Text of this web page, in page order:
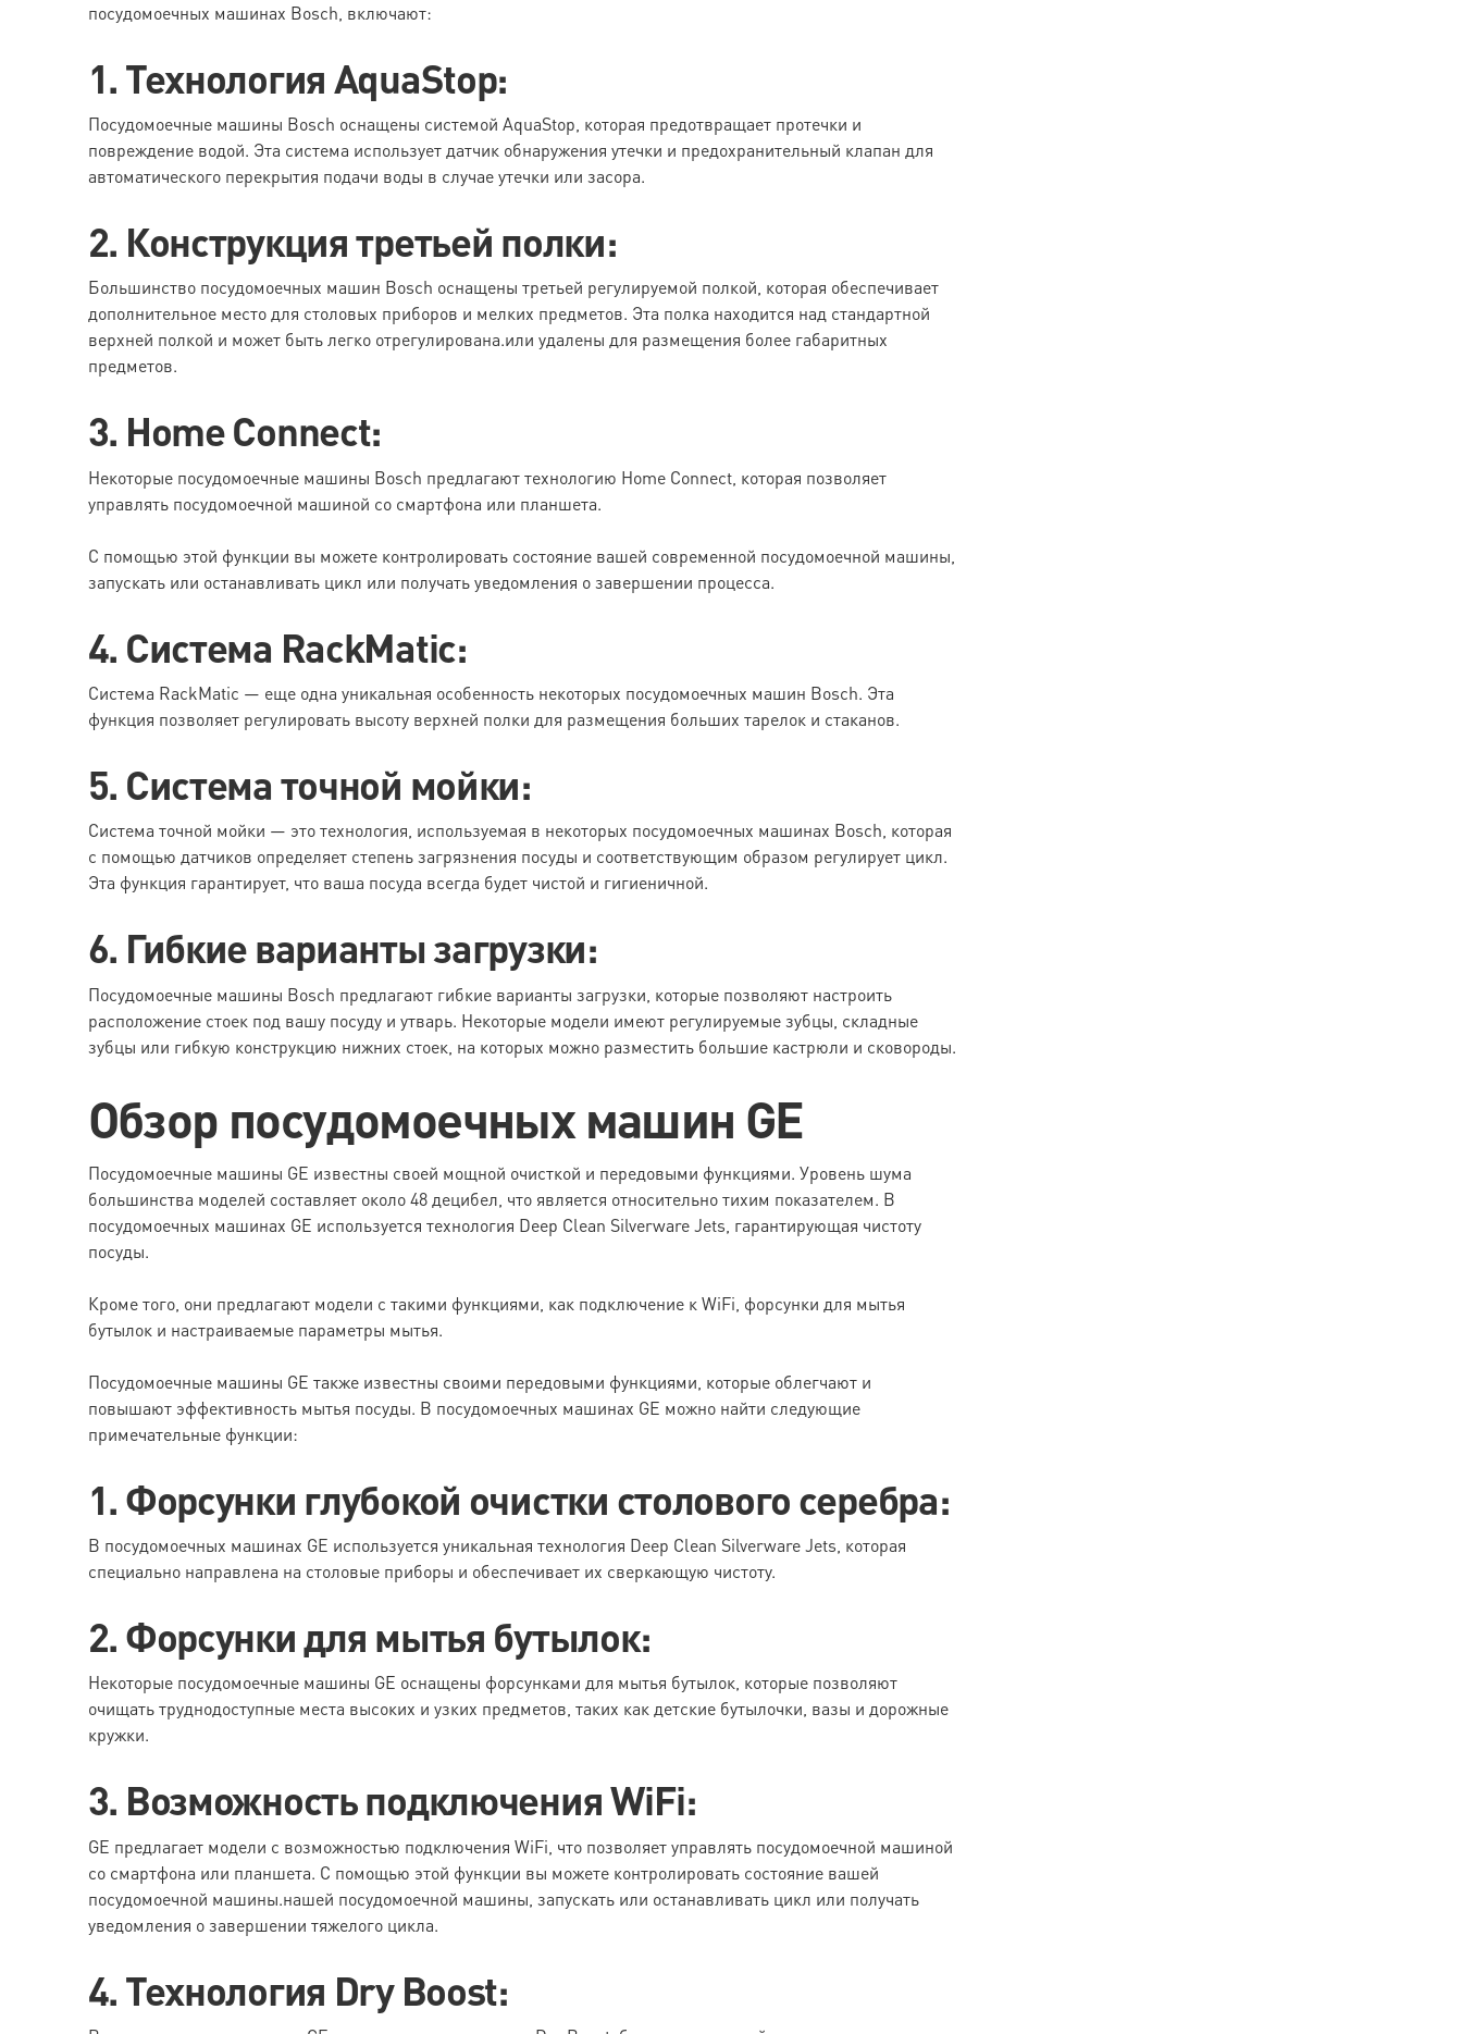
посудомоечных машинах Bosch, включают:
1. Технология AquaStop:
Посудомоечные машины Bosch оснащены системой AquaStop, которая предотвращает протечки и
повреждение водой. Эта система использует датчик обнаружения утечки и предохранительный клапан для
автоматического перекрытия подачи воды в случае утечки или засора.
2. Конструкция третьей полки:
Большинство посудомоечных машин Bosch оснащены третьей регулируемой полкой, которая обеспечивает
дополнительное место для столовых приборов и мелких предметов. Эта полка находится над стандартной
верхней полкой и может быть легко отрегулирована.или удалены для размещения более габаритных
предметов.
3. Home Connect:
Некоторые посудомоечные машины Bosch предлагают технологию Home Connect, которая позволяет
управлять посудомоечной машиной со смартфона или планшета.
С помощью этой функции вы можете контролировать состояние вашей современной посудомоечной машины,
запускать или останавливать цикл или получать уведомления о завершении процесса.
4. Система RackMatic:
Система RackMatic — еще одна уникальная особенность некоторых посудомоечных машин Bosch. Эта
функция позволяет регулировать высоту верхней полки для размещения больших тарелок и стаканов.
5. Система точной мойки:
Система точной мойки — это технология, используемая в некоторых посудомоечных машинах Bosch, которая
с помощью датчиков определяет степень загрязнения посуды и соответствующим образом регулирует цикл.
Эта функция гарантирует, что ваша посуда всегда будет чистой и гигиеничной.
6. Гибкие варианты загрузки:
Посудомоечные машины Bosch предлагают гибкие варианты загрузки, которые позволяют настроить
расположение стоек под вашу посуду и утварь. Некоторые модели имеют регулируемые зубцы, складные
зубцы или гибкую конструкцию нижних стоек, на которых можно разместить большие кастрюли и сковороды.
Обзор посудомоечных машин GE
Посудомоечные машины GE известны своей мощной очисткой и передовыми функциями. Уровень шума
большинства моделей составляет около 48 децибел, что является относительно тихим показателем. В
посудомоечных машинах GE используется технология Deep Clean Silverware Jets, гарантирующая чистоту
посуды.
Кроме того, они предлагают модели с такими функциями, как подключение к WiFi, форсунки для мытья
бутылок и настраиваемые параметры мытья.
Посудомоечные машины GE также известны своими передовыми функциями, которые облегчают и
повышают эффективность мытья посуды. В посудомоечных машинах GE можно найти следующие
примечательные функции:
1. Форсунки глубокой очистки столового серебра:
В посудомоечных машинах GE используется уникальная технология Deep Clean Silverware Jets, которая
специально направлена на столовые приборы и обеспечивает их сверкающую чистоту.
2. Форсунки для мытья бутылок:
Некоторые посудомоечные машины GE оснащены форсунками для мытья бутылок, которые позволяют
очищать труднодоступные места высоких и узких предметов, таких как детские бутылочки, вазы и дорожные
кружки.
3. Возможность подключения WiFi:
GE предлагает модели с возможностью подключения WiFi, что позволяет управлять посудомоечной машиной
со смартфона или планшета. С помощью этой функции вы можете контролировать состояние вашей
посудомоечной машины.нашей посудомоечной машины, запускать или останавливать цикл или получать
уведомления о завершении тяжелого цикла.
4. Технология Dry Boost: